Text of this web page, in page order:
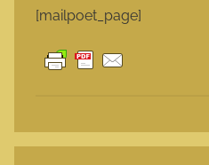
[mailpoet_page]